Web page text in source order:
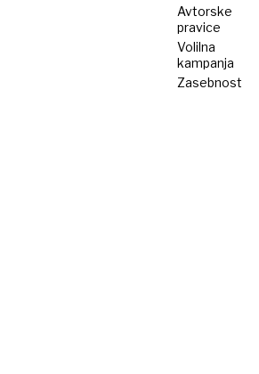
Avtorske
pravice
Volilna
kampanja
Zasebnost